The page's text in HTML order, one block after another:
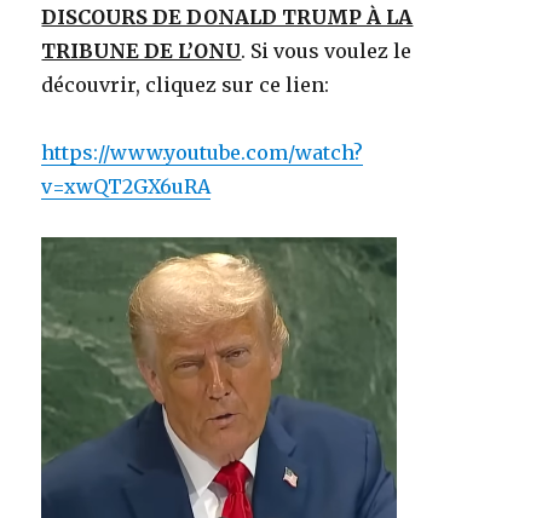
DISCOURS DE DONALD TRUMP À LA
TRIBUNE DE L’ONU. Si vous voulez le
découvrir, cliquez sur ce lien:
https://www.youtube.com/watch?
v=xwQT2GX6uRA